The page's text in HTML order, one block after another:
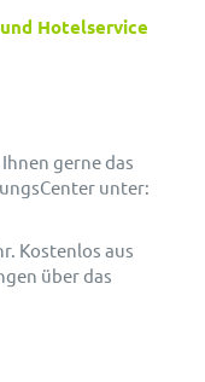
Hotelservice
gerne das
unter:
Kostenlos aus
über das